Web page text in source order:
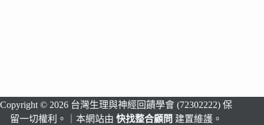
Copyright © 2026 台灣生理與神經回饋學會 (72302222) 保
留一切權利。｜本網站由快找整合顧問 建置維護。